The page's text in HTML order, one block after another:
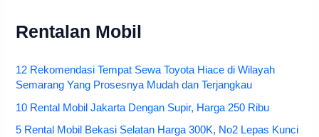
Rentalan Mobil
12 Rekomendasi Tempat Sewa Toyota Hiace di Wilayah
Semarang Yang Prosesnya Mudah dan Terjangkau
10 Rental Mobil Jakarta Dengan Supir, Harga 250 Ribu
5 Rental Mobil Bekasi Selatan Harga 300K, No2 Lepas Kunci